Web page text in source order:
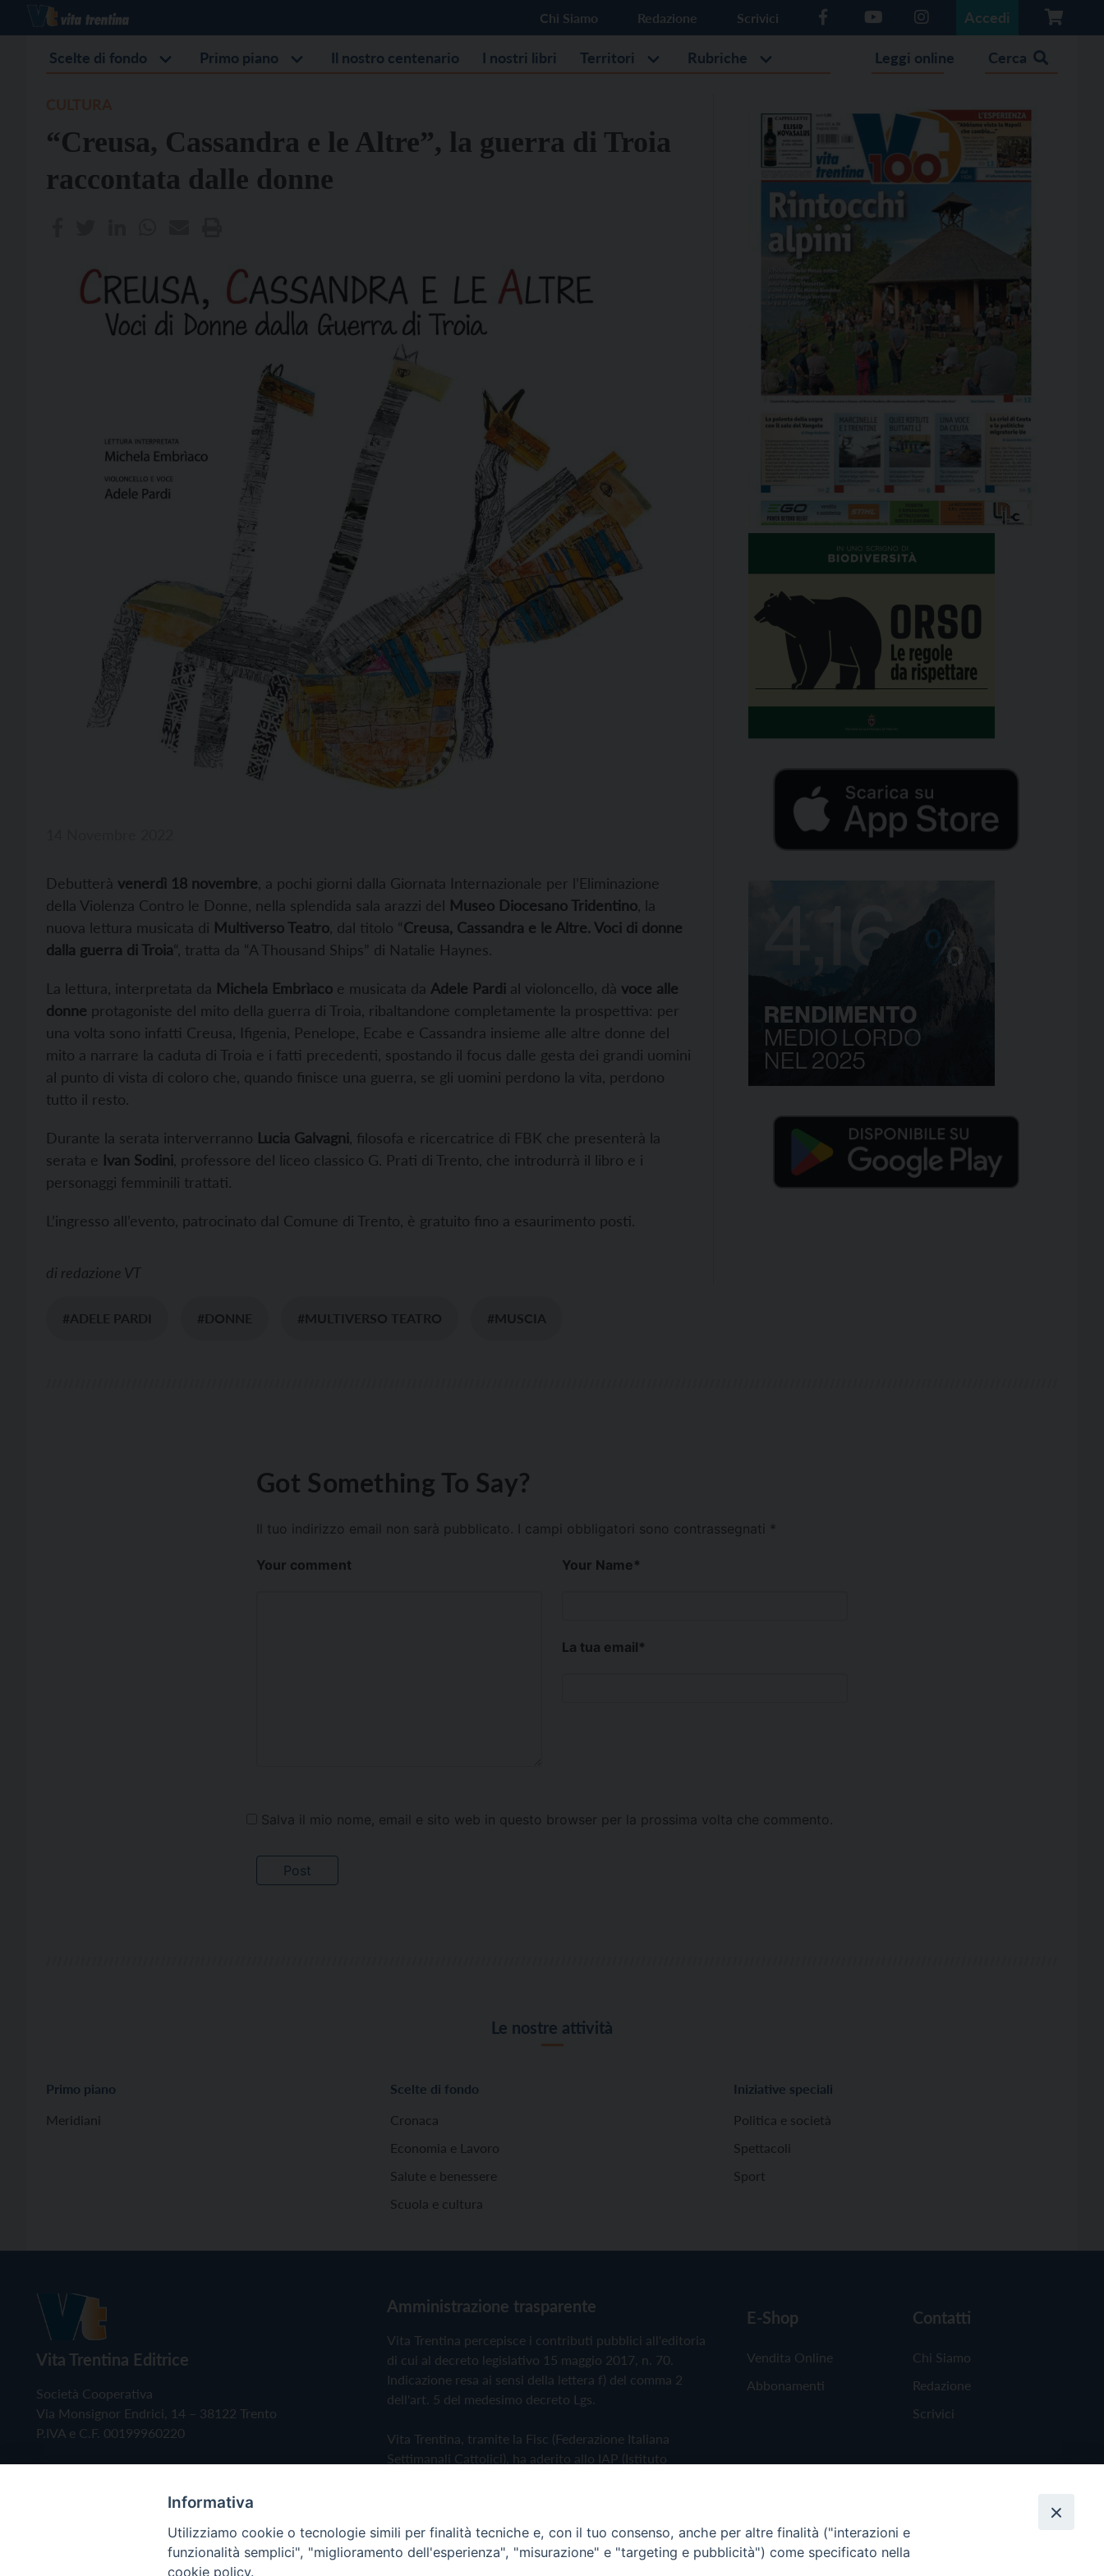
Chi Siamo Redazione Scrivici Accedi
Scelte di fondo Primo piano Il nostro centenario I nostri libri Territori Rubriche Leggi online Cerca
“Creusa, Cassandra e le Altre”, la guerra di Troia
raccontata dalle donne
Debutterà venerdì 18 novembre , a pochi giorni dalla Giornata Internazionale per l’Eliminazione
della Violenza Contro le Donne, nella splendida sala arazzi del Museo Diocesano Tridentino , la
nuova lettura musicata di Multiverso Teatro , dal titolo “Creusa, Cassandra e le Altre. Voci di donne
dalla guerra di Troia“, tratta da “A Thousand Ships” di Natalie Haynes.
La lettura, interpretata da Michela Embrìaco e musicata da Adele Pardi al violoncello, dà voce alle
donne protagoniste del mito della guerra di Troia, ribaltandone completamente la prospettiva: per
una volta sono infatti Creusa, Ifigenia, Penelope, Ecabe e Cassandra insieme alle altre donne del
mito a narrare la caduta di Troia e i fatti precedenti, spostando il focus dalle gesta dei grandi uomini
al punto di vista di coloro che, quando finisce una guerra, se gli uomini perdono la vita, perdono
tutto il resto.
Durante la serata interverranno Lucia Galvagni , filosofa e ricercatrice di FBK che presenterà la
serata e Ivan Sodini , professore del liceo classico G. Prati di Trento, che introdurrà il libro e i
personaggi femminili trattati.
L’ingresso all’evento, patrocinato dal Comune di Trento, è gratuito fino a esaurimento posti.
di redazione VT
#ADELE PARDI #DONNE #MULTIVERSO TEATRO #MUSCIA
Got Something To Say?
Il tuo indirizzo email non sarà pubblicato. I campi obbligatori sono contrassegnati *
Your comment Your Name*
La tua email*
Salva il mio nome, email e sito web in questo browser per la prossima volta che commento.
Le nostre attività
Primo piano
Meridiani
Scelte di fondo
Cronaca
Economia e Lavoro
Salute e benessere
Scuola e cultura
Iniziative speciali
Politica e società
Spettacoli
Sport
Vita Trentina Editrice
Società Cooperativa
Via Monsignor Endrici, 14 – 38122 Trento
P.IVA e C.F. 00199960220
Amministrazione trasparente
Vita Trentina percepisce i contributi pubblici all'editoria
di cui al decreto legislativo 15 maggio 2017, n. 70.
Indicazione resa ai sensi della lettera f) del comma 2
dell'art. 5 del medesimo decreto Lgs.
Vita Trentina, tramite la Fisc (Federazione Italiana
Settimanali Cattolici), ha aderito allo IAP (Istituto
Privacy Policy Cookie Policy
E-Shop
Vendita Online
Abbonamenti
Contatti
Chi Siamo
Redazione
Scrivici
Informativa
Utilizziamo cookie o tecnologie simili per finalità tecniche e, con il tuo consenso, anche per altre finalità ("interazioni e
funzionalità semplici", "miglioramento dell'esperienza", "misurazione" e "targeting e pubblicità") come specificato nella
cookie policy.